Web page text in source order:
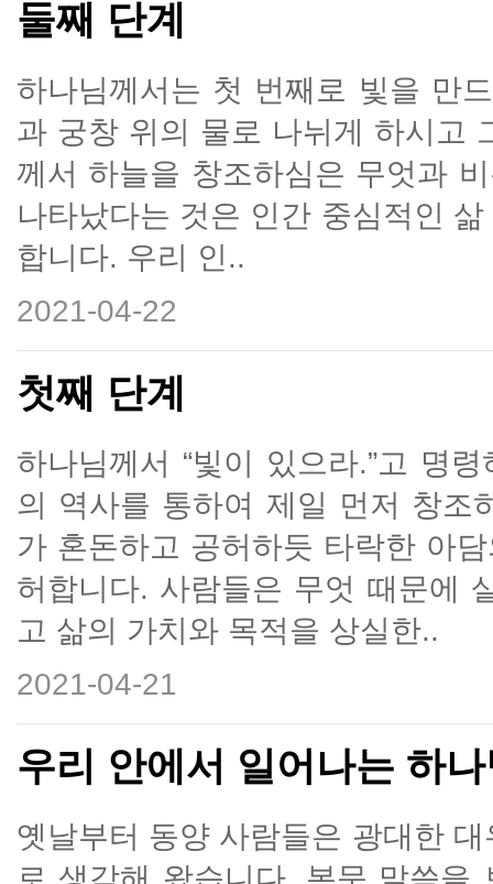
둘째 단계
하나님께서는 첫 번째로 빛을 만
과 궁창 위의 물로 나뉘게 하시고
께서 하늘을 창조하심은 무엇과
나타났다는 것은 인간 중심적인
합니다. 우리 인..
2021-04-22
첫째 단계
하나님께서 “빛이 있으라.”고 명
의 역사를 통하여 제일 먼저 창조
가 혼돈하고 공허하듯 타락한 아
허합니다. 사람들은 무엇 때문에
고 삶의 가치와 목적을 상실한..
2021-04-21
우리 안에서 일어나는 하
옛날부터 동양 사람들은 광대한